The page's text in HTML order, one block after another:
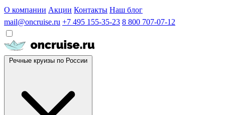
О компании Акции Контакты Наш блог
mail@oncruise.ru +7 495 155-35-23 8 800 707-07-12